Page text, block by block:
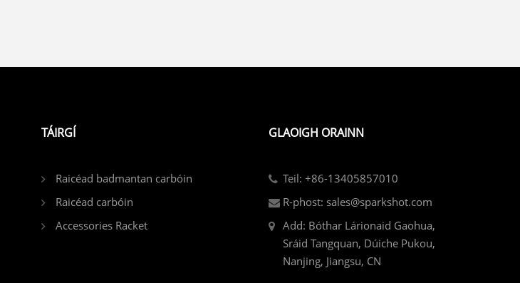
TÁIRGÍ
Raicéad badmantan carbóin
Raicéad carbóin
Accessories Racket
GLAOIGH ORAINN
Teil: +86-13405857010
R-phost: sales@sparkshot.com
Add: Bóthar Lárionaid Gaohua,
Sráid Tangquan, Dúiche Pukou,
Nanjing, Jiangsu, CN